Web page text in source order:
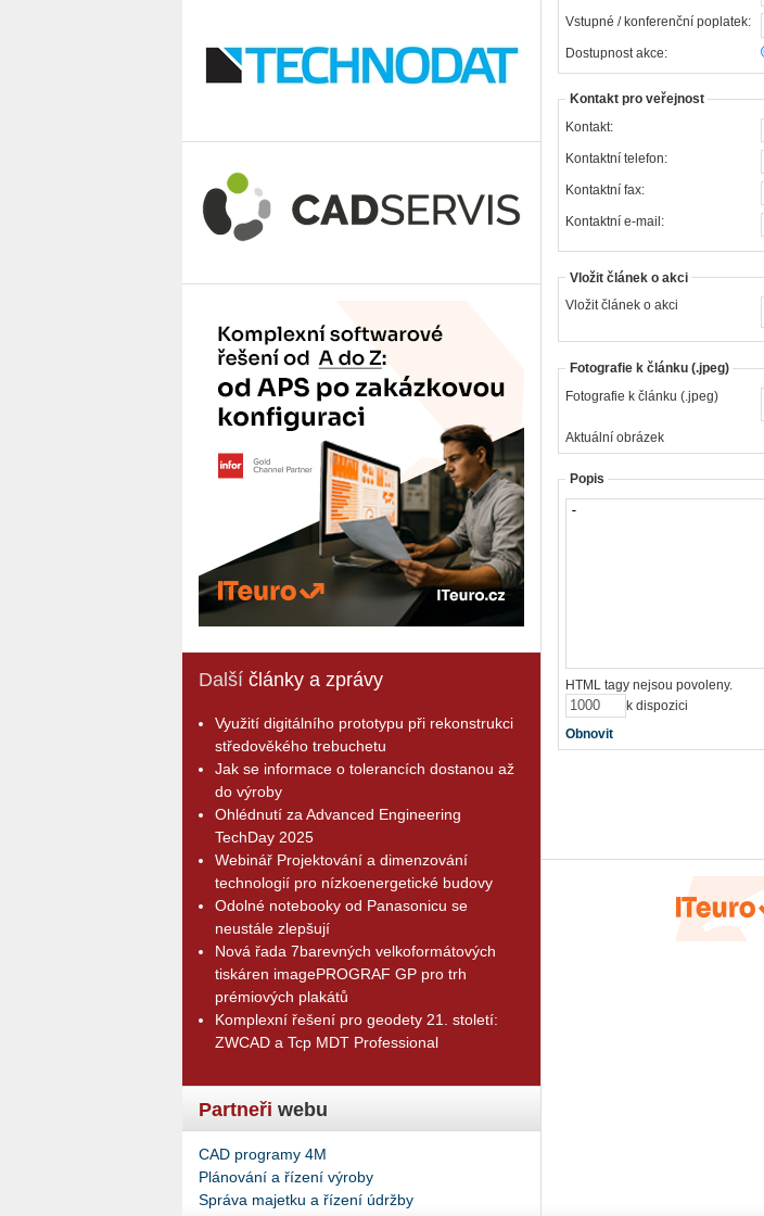
Další články a zprávy
Využití digitálního prototypu při rekonstrukci
středověkého trebuchetu
Jak se informace o tolerancích dostanou až
do výroby
Ohlédnutí za Advanced Engineering
TechDay 2025
Webinář Projektování a dimenzování
technologií pro nízkoenergetické budovy
Odolné notebooky od Panasonicu se
neustále zlepšují
Nová řada 7barevných velkoformátových
tiskáren imagePROGRAF GP pro trh
prémiových plakátů
Komplexní řešení pro geodety 21. století:
ZWCAD a Tcp MDT Professional
Partneři webu
CAD programy 4M
Plánování a řízení výroby
Správa majetku a řízení údržby
Vstupné / konferenční poplatek:
Dostupnost akce:
Kontakt pro veřejnost
Kontakt:
Kontaktní telefon:
Kontaktní fax:
Kontaktní e-mail:
Vložit článek o akci
Vložit článek o akci
Fotografie k článku (.jpeg)
Fotografie k článku (.jpeg)
Aktuální obrázek
Popis
HTML tagy nejsou povoleny.
k dispozici
Obnovit